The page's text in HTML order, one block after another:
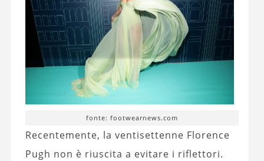
fonte: footwearnews.com
Recentemente, la ventisettenne Florence
Pugh non è riuscita a evitare i riflettori.